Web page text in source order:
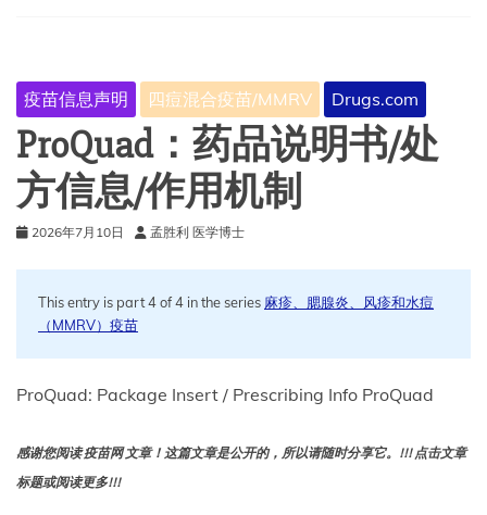
间
表、
副
作
用
疫苗信息声明 四痘混合疫苗/MMRV Drugs.com
ProQuad：药品说明书/处
方信息/作用机制
2026年7月10日 孟胜利 医学博士
This entry is part 4 of 4 in the series 麻疹、腮腺炎、风疹和水痘
（MMRV）疫苗
ProQuad: Package Insert / Prescribing Info ProQuad
感谢您阅读 疫苗网 文章！这篇文章是公开的，所以请随时分享它。!!! 点击文章
标题或阅读更多!!!